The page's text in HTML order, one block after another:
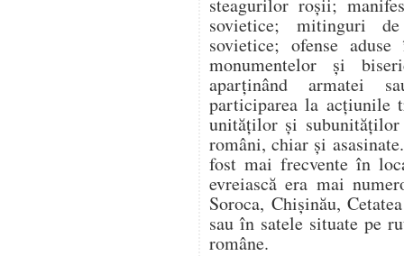
steagurilor roșii;
sovietice; mitinguri
sovietice; ofense
monumentelor și
aparținând armatei
participarea la acțiunile
unităților și
români, chiar și
fost mai frecvente în
evreiască era mai
Soroca, Chișinău,
sau în satele situate pe
române.